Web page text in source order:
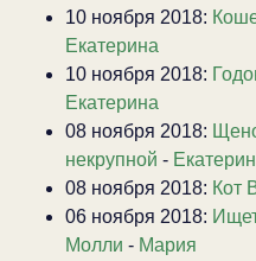
10 ноября 2018:
Екатерина
10 ноября 2018:
Екатерина
08 ноября 2018:
некрупной -
08 ноября 2018: Кот
06 ноября 2018:
Молли - Мария